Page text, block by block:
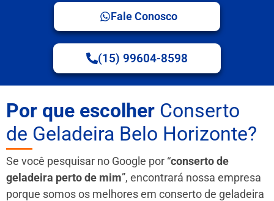
Fale Conosco
(15) 99604-8598
Por que escolher Conserto
de Geladeira Belo Horizonte?
Se você pesquisar no Google por “conserto de
geladeira perto de mim”, encontrará nossa empresa
porque somos os melhores em conserto de geladeira